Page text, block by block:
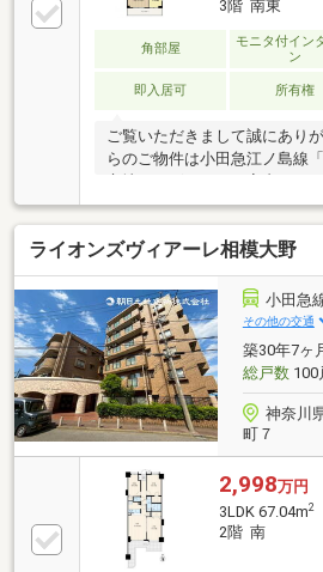
3階 南東
角部屋
モニタ付イン
ン
即入居可 所有権
ご覧いただきまして誠にあり
らのご物件は小田急江ノ島線「東林間
立地にございます。室内フル
取りです。周辺はコンビニや
物施設も充実。新しいお家で
か？資料請求、ご内覧予約は
ライオンズヴィアーレ相模大野
小田急
その他の交通
築30年7ヶ
総戸数100
神奈川
町７
2,998万円
3LDK 67.04m2
2階 南